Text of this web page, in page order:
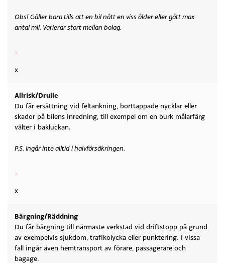
Obs! Gäller bara tills att en bil nått en viss ålder eller gått max
antal mil. Varierar stort mellan bolag.
x
x
Allrisk/Drulle
Du får ersättning vid feltankning, borttappade nycklar eller
skador på bilens inredning, till exempel om en burk målarfärg
välter i bakluckan.
P.S. Ingår inte alltid i halvförsäkringen.
x
x
Bärgning/Räddning
Du får bärgning till närmaste verkstad vid driftstopp på grund
av exempelvis sjukdom, trafikolycka eller punktering. I vissa
fall ingår även hemtransport av förare, passagerare och
bagage.